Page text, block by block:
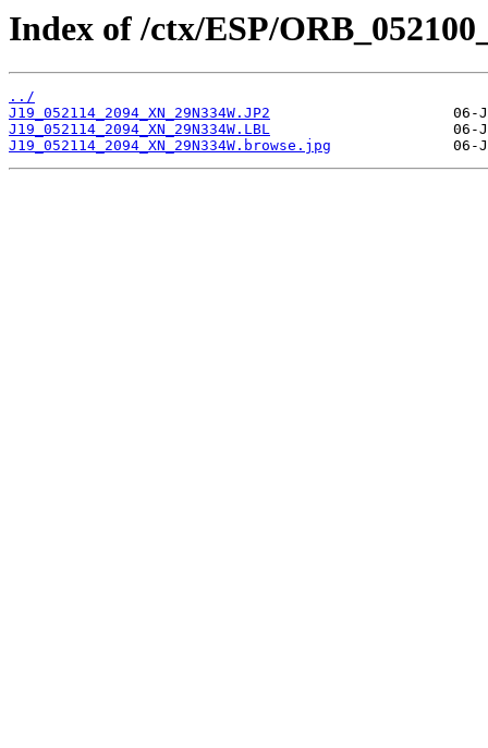
Index of /ctx/ESP/
../
J19_052114_2094_XN_29N334W.JP2
J19_052114_2094_XN_29N334W.LBL
J19_052114_2094_XN_29N334W.browse.jpg